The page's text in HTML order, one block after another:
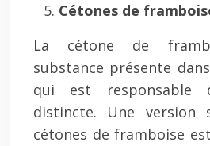
Cétones de
La cétone de
substance présente
qui est responsable
distincte. Une version
cétones de framboise